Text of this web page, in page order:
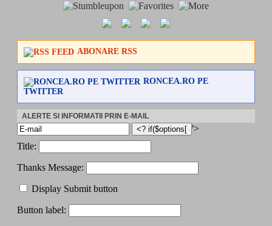
ABONARE RSS
RONCEA.RO PE
TWITTER
ALERTE SI INFORMATII PRIN E-MAIL
'>
Title:
Thanks Message:
Display Submit button
Button label: